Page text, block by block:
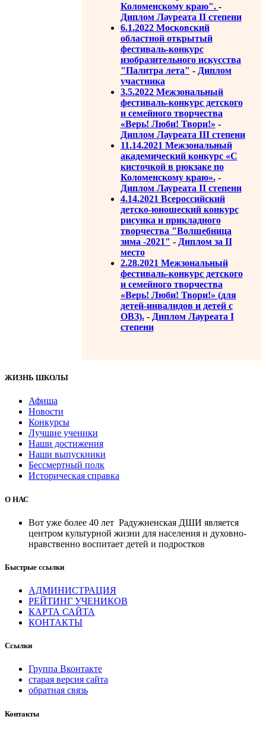
Коломенскому краю". -
Диплом Лауреата II степени
6.1.2022 Московский
областной открытый
фестиваль-конкурс
изобразительного искусства
"Палитра лета" - Диплом
участника
3.5.2022 Межзональный
фестиваль-конкурс детского
и семейного творчества
«Верь! Люби! Твори!» -
Диплом Лауреата III степени
11.14.2021 Межзональный
академический конкурс «С
кисточкой в рюкзаке по
Коломенскому краю».-
Диплом Лауреата II степени
4.14.2021 Всероссийский
детско-юношеский конкурс
рисунка и прикладного
творчества "Волшебница
зима -2021" - Диплом за II
место
2.28.2021 Межзональный
фестиваль-конкурс детского
и семейного творчества
«Верь! Люби! Твори!» (для
детей-инвалидов и детей с
ОВЗ).- Диплом Лауреата I
степени
ЖИЗНЬ ШКОЛЫ
Афиша
Новости
Конкурсы
Лучшие ученики
Наши достижения
Наши выпускники
Бессмертный полк
Историческая справка
О НАС
Вот уже более 40 лет Радужненская ДШИ является
центром культурной жизни для населения и духовно-
нравственно воспитает детей и подростков
Быстрые ссылки
АДМИНИСТРАЦИЯ
РЕЙТИНГ УЧЕНИКОВ
КАРТА САЙТА
КОНТАКТЫ
Ссылки
Группа Вконтакте
старая версия сайта
обратная связь
Контакты